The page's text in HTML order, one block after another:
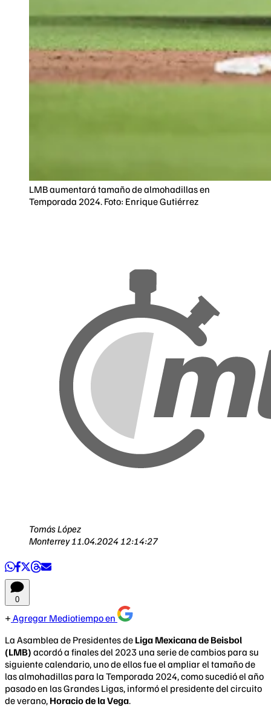
LMB aumentará tamaño de almohadillas en
Temporada 2024. Foto: Enrique Gutiérrez
Tomás López
Monterrey11.04.2024 12:14:27
0
Agregar Mediotiempo en
La Asamblea de Presidentes de Liga Mexicana de Beisbol
(LMB) acordó a finales del 2023 una serie de cambios para su
siguiente calendario, uno de ellos fue el ampliar el tamaño de
las almohadillas para la Temporada 2024, como sucedió el año
pasado en las Grandes Ligas, informó el presidente del circuito
de verano, Horacio de la Vega.